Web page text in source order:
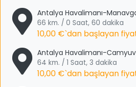
Antalya Havalimanı-
66 km. / 0 Saat, 60 dakika
10,00 €`dan başlayan
Antalya Havalimanı-
64 km. / 1 Saat, 3 dakika
10,00 €`dan başlayan